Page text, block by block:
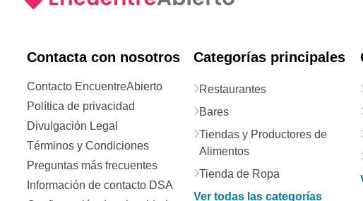
Contacta con nosotros
Contacto EncuentreAbierto
Política de privacidad
Divulgación Legal
Términos y Condiciones
Preguntas más frecuentes
Información de contacto DSA
Categorías principales
Restaurantes
Bares
Tiendas y Productores de
Alimentos
Tienda de Ropa
Ver todas las categorías